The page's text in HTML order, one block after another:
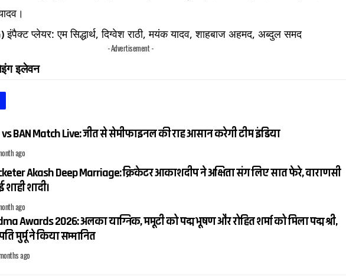
इंपैक्ट प्लेयर: एम सिद्धार्थ, दिग्वेश राठी, मयंक यादव, शाहबाज अहमद, अब्दुल समद
- Advertisement -
इलेवन
vs BAN Match Live: जीत से सेमीफाइनल की राह आसान करेगी टीम इंडिया
ago
Akash Deep Marriage: क्रिकेटर आकाशदीप ने अक्षिता संग लिए सात फेरे, वाराणसी
शाही शादी।
ago
Awards 2026: अलका याग्निक, ममूटी को पद्म भूषण और रोहित शर्मा को मिला पद्म श्री,
मुर्मू ने किया सम्मानित
ago